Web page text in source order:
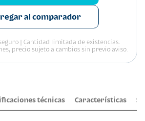
técnicas Características
al comparador
| Cantidad limitada de existencias.
precio sujeto a cambios sin previo aviso.